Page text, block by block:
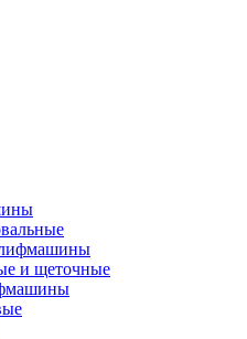
и щеточные